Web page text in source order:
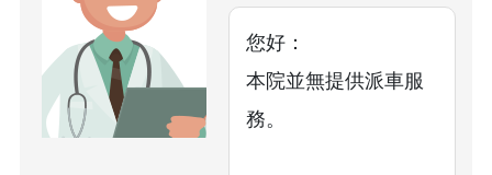
您好：
本院並無提供派車服
務。